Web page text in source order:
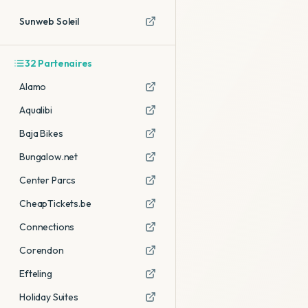
Sunweb Soleil
32 Partenaires
Alamo
Aqualibi
Baja Bikes
Bungalow.net
Center Parcs
CheapTickets.be
Connections
Corendon
Efteling
Holiday Suites